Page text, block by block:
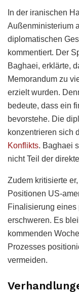
In der iranischen
Außenministerium
diplomatischen
kommentiert. Der
Baghaei, erklärte,
Memorandum zu
erzielt wurden.
bedeute, dass ein
bevorstehe. Die
konzentrieren sich
Konflikts. Baghaei
nicht Teil der
Zudem kritisierte
Positionen US-
Finalisierung
erschweren. Es
kommenden
Prozesses
vermeiden.